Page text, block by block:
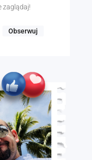
zaglądaj!
Obserwuj